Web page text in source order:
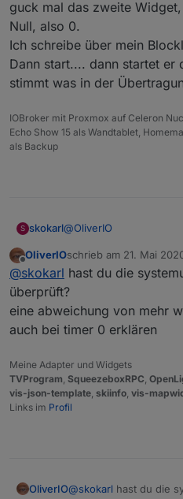
zwischen jetzt (auf
berechnet. Wenn
Rechner an einen
guck mal das zweite
Null, also 0.
Ich schreibe über mein
Dann start.... dann startet er
stimmt was in der
IOBroker mit Proxmox auf Celeron
Echo Show 15 als Wandtablet,
als Backup
S skokarl@OliverIO
guck mal das zweite
Null, also 0.
Ich schreibe über mein
Dann start.... dann
stimmt was in der
Offline
OliverIOschrieb am 21. Mai
zuletzt editiert von
@skokarl hast du die
überprüft?
eine abweichung von mehr
auch bei timer 0 erklären
Meine Adapter und Widgets
TVProgram SqueezeboxRPC
vis-json-template skiinfo vis-
Links im Profil
OliverIO@skokarl hast du die